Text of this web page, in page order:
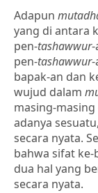
Adapun
yang di antara
pen-tashawwur
pen-tashawwur
bapak-an dan
wujud dalam
masing-
adanya
secara nyata.
bahwa sifat
dua hal yang
secara nyata.